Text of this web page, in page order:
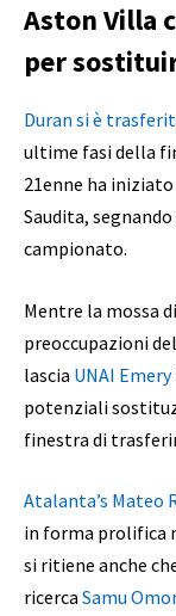
Aston Villa
per
Duran si è
ultime fasi della
21enne ha
Saudita,
campionato.
Mentre la mossa
preoccupazioni
lascia UNAI Emery
potenziali
finestra di
Atalanta’s Mateo
in forma prolifica
si ritiene anche
ricerca Samu